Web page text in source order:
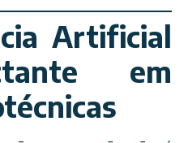
Artificial
em